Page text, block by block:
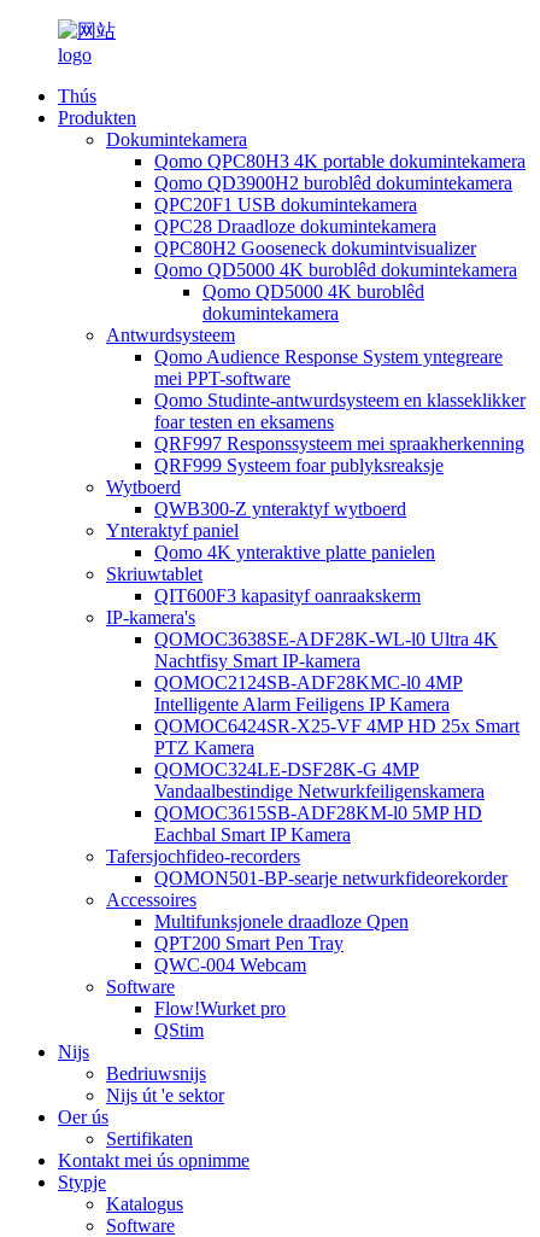
Thús
Produkten
Dokumintekamera
Qomo QPC80H3 4K portable dokumintekamera
Qomo QD3900H2 buroblêd dokumintekamera
QPC20F1 USB dokumintekamera
QPC28 Draadloze dokumintekamera
QPC80H2 Gooseneck dokumintvisualizer
Qomo QD5000 4K buroblêd dokumintekamera
Qomo QD5000 4K buroblêd
dokumintekamera
Antwurdsysteem
Qomo Audience Response System yntegreare
mei PPT-software
Qomo Studinte-antwurdsysteem en klasseklikker
foar testen en eksamens
QRF997 Responssysteem mei spraakherkenning
QRF999 Systeem foar publyksreaksje
Wytboerd
QWB300-Z ynteraktyf wytboerd
Ynteraktyf paniel
Qomo 4K ynteraktive platte panielen
Skriuwtablet
QIT600F3 kapasityf oanraakskerm
IP-kamera's
QOMOC3638SE-ADF28K-WL-l0 ​​Ultra 4K
Nachtfisy Smart IP-kamera
QOMOC2124SB-ADF28KMC-l0 4MP
Intelligente Alarm Feiligens IP Kamera
QOMOC6424SR-X25-VF 4MP HD 25x Smart
PTZ Kamera
QOMOC324LE-DSF28K-G 4MP
Vandaalbestindige Netwurkfeiligenskamera
QOMOC3615SB-ADF28KM-l0 5MP HD
Eachbal Smart IP Kamera
Tafersjochfideo-recorders
QOMON501-BP-searje netwurkfideorekorder
Accessoires
Multifunksjonele draadloze Qpen
QPT200 Smart Pen Tray
QWC-004 Webcam
Software
Flow!Wurket pro
QStim
Nijs
Bedriuwsnijs
Nijs út 'e sektor
Oer ús
Sertifikaten
Kontakt mei ús opnimme
Stypje
Katalogus
Software